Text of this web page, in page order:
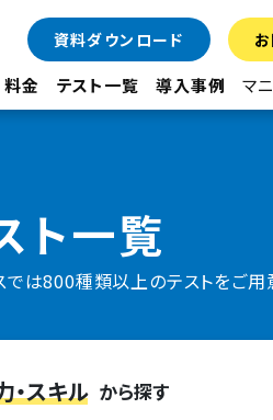
料金 テスト一覧 導入事例 マ
資料ダウンロード
ト一覧
では800種類以上のテストをご用
・スキル から探す